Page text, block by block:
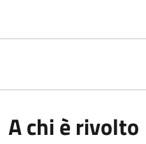
A chi è rivolto